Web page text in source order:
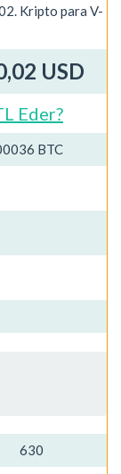
Kripto para V-
USD
Eder?
BTC
630